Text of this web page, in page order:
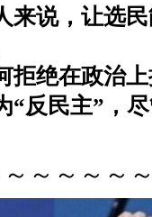
来说，让选
拒绝在政治
“反民主”，
～～～～～